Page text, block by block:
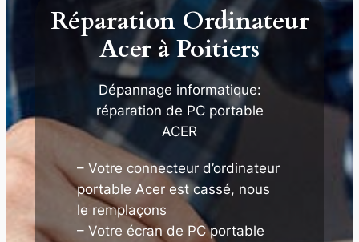
Réparation Ordinateur
Acer à Poitiers
Dépannage informatique:
réparation de PC portable
ACER
– Votre connecteur d’ordinateur
portable Acer est cassé, nous
le remplaçons
– Votre écran de PC portable